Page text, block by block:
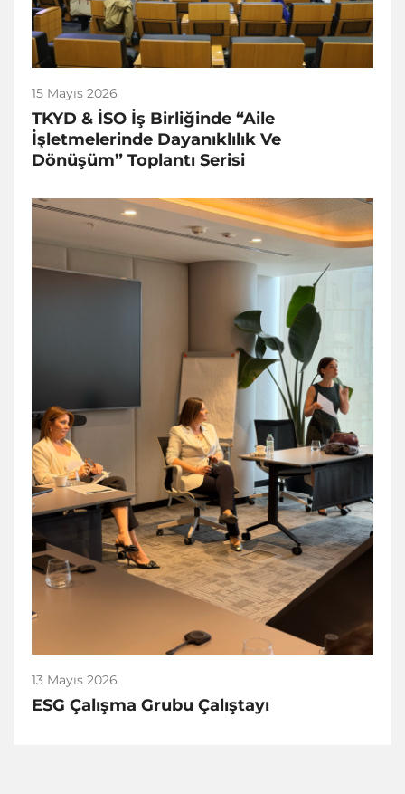
15 Mayıs 2026
TKYD & İSO İş Birliğinde “Aile
İşletmelerinde Dayanıklılık Ve
Dönüşüm” Toplantı Serisi
13 Mayıs 2026
ESG Çalışma Grubu Çalıştayı